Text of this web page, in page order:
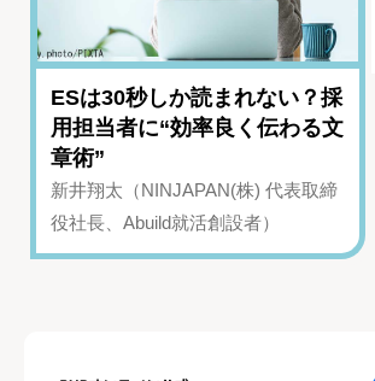
ESは30秒しか読まれない？採
用担当者に“効率良く伝わる文
章術”
新井翔太（NINJAPAN(株) 代表取締
役社長、Abuild就活創設者）